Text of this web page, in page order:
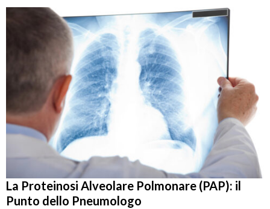
La Proteinosi Alveolare Polmonare (PAP): il
Punto dello Pneumologo